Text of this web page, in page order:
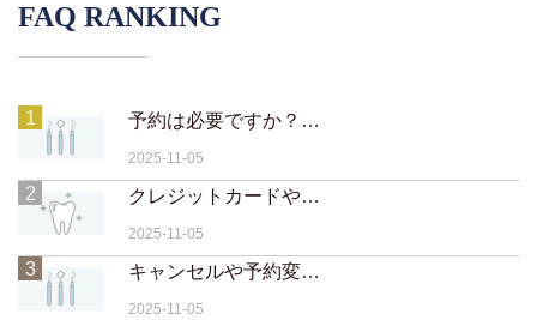
FAQ RANKING
1 予約は必要ですか？当日予約や急患対応は可能ですか？
2025-11-05
2 クレジットカードや電子マネーは使えますか？
2025-11-05
3 キャンセルや予約変更はいつまでに連絡すればいいですか？
2025-11-05